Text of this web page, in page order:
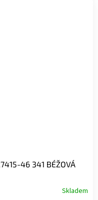
46 341 BÉŽOVÁ
Skladem